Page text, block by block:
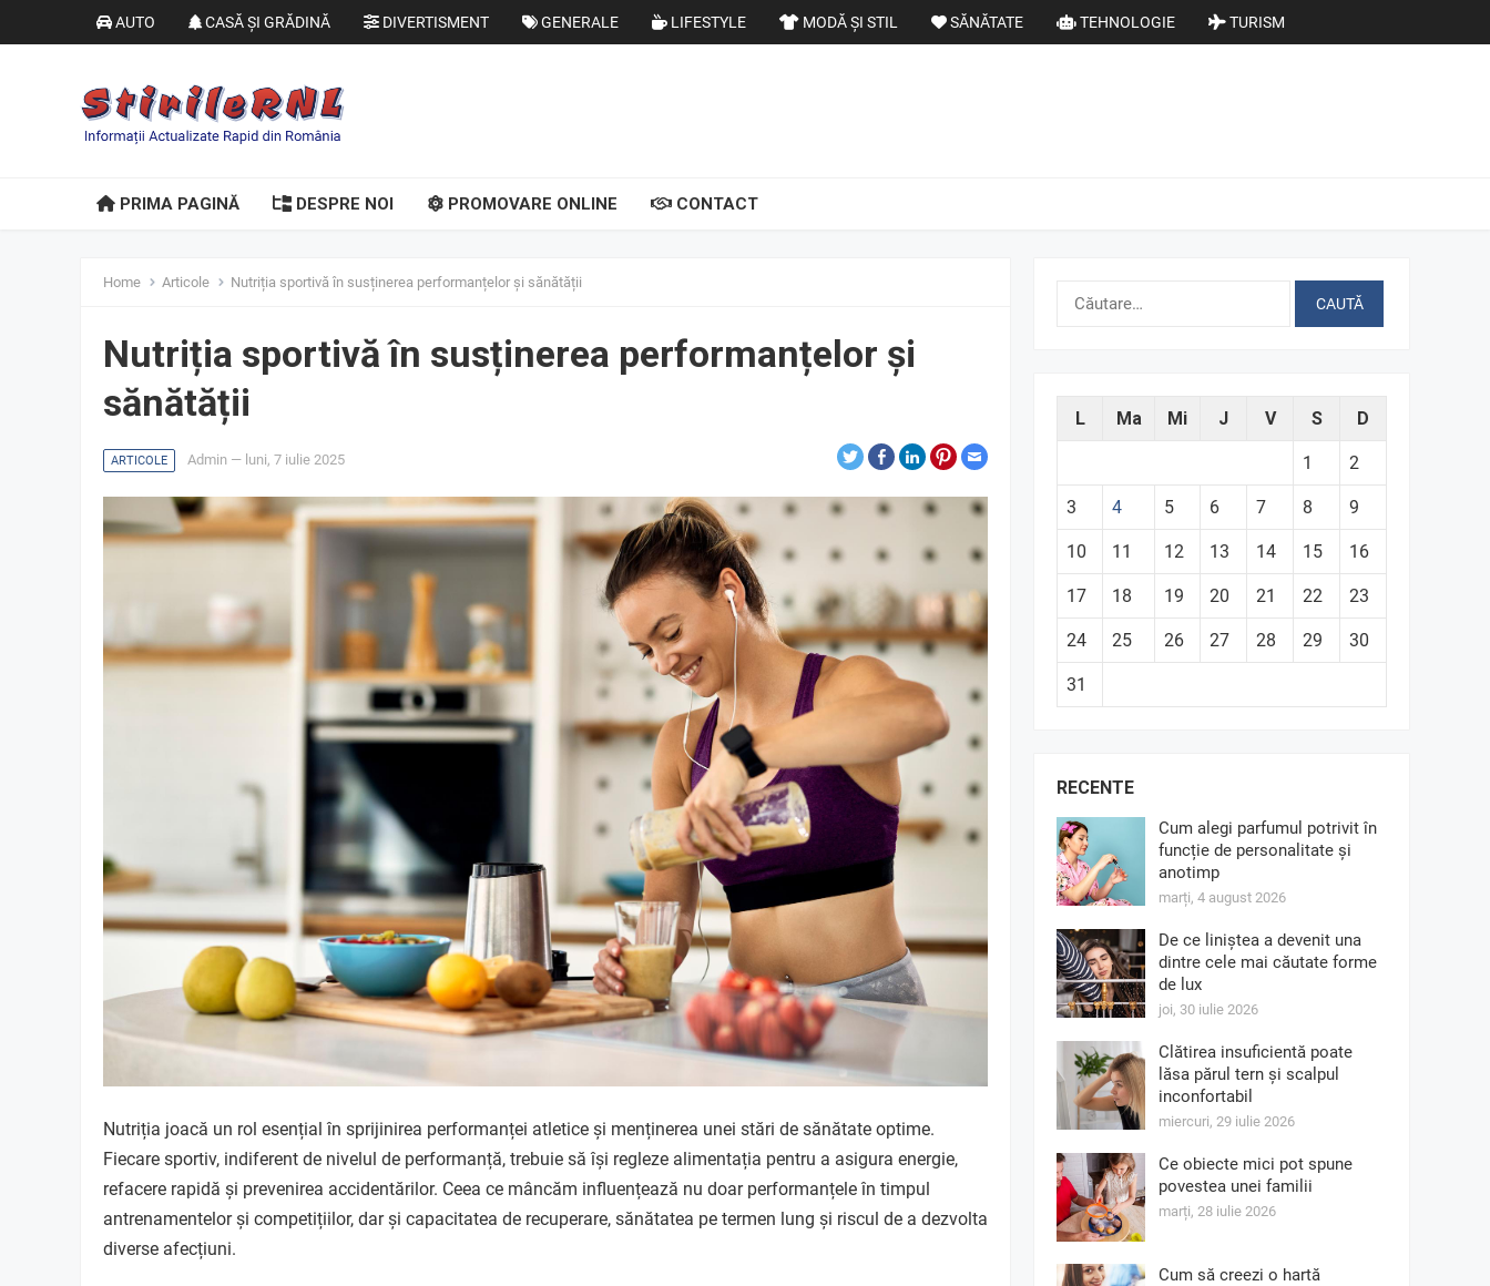
AUTO CASĂ ȘI GRĂDINĂ DIVERTISMENT GENERALE LIFESTYLE MODĂ ȘI STIL SĂNĂTATE TEHNOLOGIE TURISM
PRIMA PAGINĂ DESPRE NOI PROMOVARE ONLINE CONTACT
Home Articole Nutriția sportivă în susținerea performanțelor și sănătății
Nutriția sportivă în susținerea performanțelor și
sănătății
ARTICOLE Admin — luni, 7 iulie 2025
Nutriția joacă un rol esențial în sprijinirea performanței atletice și menținerea unei stări de sănătate optime.
Fiecare sportiv, indiferent de nivelul de performanță, trebuie să își regleze alimentația pentru a asigura energie,
refacere rapidă și prevenirea accidentărilor. Ceea ce mâncăm influențează nu doar performanțele în timpul
antrenamentelor și competițiilor, dar și capacitatea de recuperare, sănătatea pe termen lung și riscul de a dezvolta
diverse afecțiuni.
Caută
L Ma Mi J V S D
1 2
3 4 5 6 7 8 9
10 11 12 13 14 15 16
17 18 19 20 21 22 23
24 25 26 27 28 29 30
31
RECENTE
Cum alegi parfumul potrivit în
funcție de personalitate și
anotimp
marți, 4 august 2026
De ce liniștea a devenit una
dintre cele mai căutate forme
de lux
joi, 30 iulie 2026
Clătirea insuficientă poate
lăsa părul tern și scalpul
inconfortabil
miercuri, 29 iulie 2026
Ce obiecte mici pot spune
povestea unei familii
marți, 28 iulie 2026
Cum să creezi o hartă